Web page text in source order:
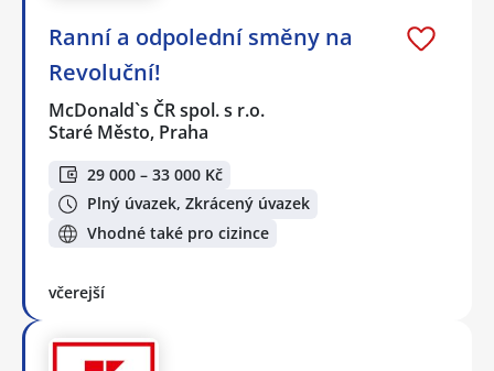
Ranní a odpolední směny na
Revoluční!
McDonald`s ČR spol. s r.o.
Staré Město, Praha
29 000 – 33 000 Kč
Plný úvazek, Zkrácený úvazek
Vhodné také pro cizince
včerejší